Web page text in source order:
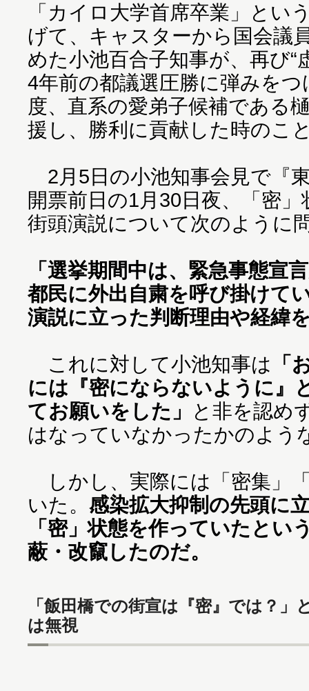
「カイロ大学首席卒業」とい
げて、キャスターから国会議
めた小池百合子知事が、再び“
4年前の都議選圧勝に弾みを
度、直系の愛弟子候補である
援し、勝利に貢献した時のこ
2月5日の小池知事会見で『
開票前日の1月30日夜、「密
街頭演説について次のように
「選挙期間中は、緊急事態宣
都民に外出自粛を呼び掛けて
演説に立った判断理由や経緯
これに対して小池知事は 「
には『密にならないように』
てお願いをした」
と非を認め
はなっていなかったかのよう
しかし、実際には「密集」
いた。 感染拡大抑制の先頭に
「密」状態を作っていたとい
蔽・改竄したのだ。
「飯田橋での街宣は『密』では？」
は無視